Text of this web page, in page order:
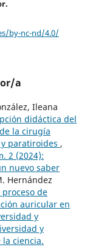
by-nc-nd/4.0/
a
Ileana
didáctica del
la cirugía
paratiroides ,
2 (2024):
nuevo saber
Hernández
proceso de
auricular en
y
y
la ciencia.